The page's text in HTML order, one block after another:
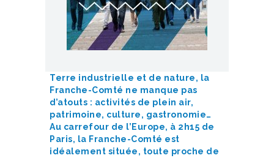
Terre industrielle et de nature, la
Franche-Comté ne manque pas
d’atouts : activités de plein air,
patrimoine, culture, gastronomie…
Au carrefour de l’Europe, à 2h15 de
Paris, la Franche-Comté est
idéalement située, toute proche de